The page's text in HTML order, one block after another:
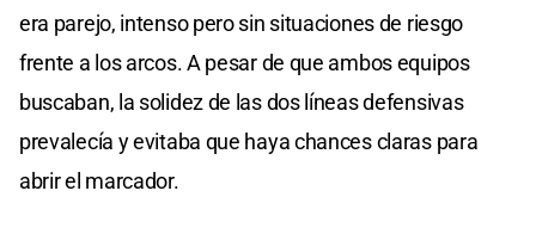
era parejo, intenso pero sin situaciones de riesgo
frente a los arcos. A pesar de que ambos equipos
buscaban, la solidez de las dos líneas defensivas
prevalecía y evitaba que haya chances claras para
abrir el marcador.